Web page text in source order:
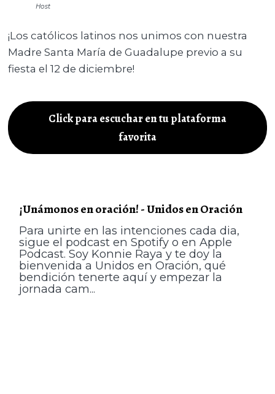
Host
¡Los católicos latinos nos unimos con nuestra
Madre Santa María de Guadalupe previo a su
fiesta el 12 de diciembre!
Click para escuchar en tu plataforma
favorita
¡Unámonos en oración! - Unidos en Oración
Para unirte en las intenciones cada dia,
sigue el podcast en Spotify o en Apple
Podcast. Soy Konnie Raya y te doy la
bienvenida a Unidos en Oración, qué
bendición tenerte aquí y empezar la
jornada cam...